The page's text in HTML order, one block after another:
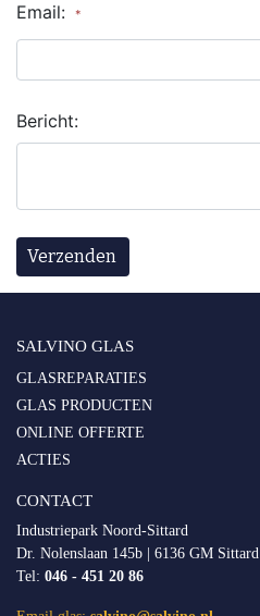
Email: *
Bericht:
SALVINO GLAS
GLASREPARATIES
GLAS PRODUCTEN
ONLINE OFFERTE
ACTIES
CONTACT
Industriepark Noord-Sittard
Dr. Nolenslaan 145b | 6136 GM Sittard
Tel: 046 - 451 20 86